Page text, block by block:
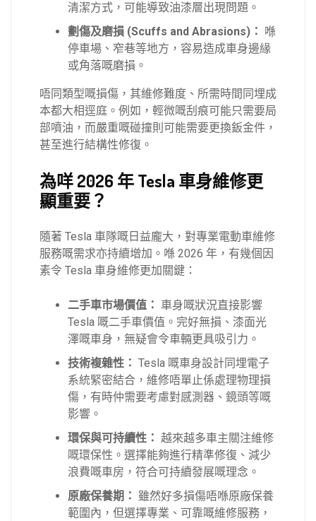
清潔方式，可能導致油漆層出現問題。
劃傷及磨損 (Scuffs and Abrasions)： 喺
停車場、窄巷等地方，容易造成車身邊緣
或角落嘅磨損。
唔同類型嘅損傷，其維修難度、所需時間同埋成
本都大相逕庭。例如，輕微嘅刮痕可能只需要局
部噴油，而嚴重嘅碰撞則可能需要更換鈑金件，
甚至進行結構性修復。
為咩 2026 年 Tesla 車身維修更
顯重要？
隨著 Tesla 車隊嘅日益龐大，對專業電動車維修
服務嘅需求亦持續增加。喺 2026 年，有幾個因
素令 Tesla 車身維修更加關鍵：
二手車市場價值： 車身嘅狀況直接影響
Tesla 嘅二手車價值。完好無損、漆面光
澤嘅車身，無疑會令車輛更具吸引力。
技術複雜性： Tesla 嘅車身設計同埋電子
系統緊密結合，維修唔單止係處理物理損
傷，有時仲需要考慮對感測器、鏡頭等嘅
影響。
環保與可持續性： 越來越多車主關注維修
嘅環保性。選擇能夠進行精準修復、減少
浪費嘅車房，符合可持續發展嘅理念。
原廠保養期： 雖然好多損傷唔喺原廠保養
範圍內，但選擇專業、可靠嘅維修服務，